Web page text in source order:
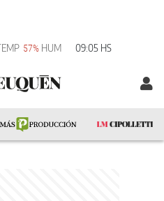
57% HUM 09:05 HS